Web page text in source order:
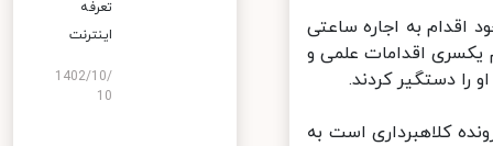
به اجاره ساعتی
یکسری اقدامات علمی و
دستگیر کردند.
یافته مشخص شد متهم دارای ۱۱۰ فقره پرونده کلاهبرداری است به
تعرفه
اینترنت
1402/10/
10